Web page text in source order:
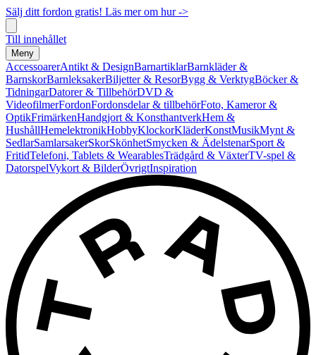
Sälj ditt fordon gratis! Läs mer om hur ->
Till innehållet
Meny
AccessoarerAntikt & DesignBarnartiklarBarnkläder &
BarnskorBarnleksakerBiljetter & ResorBygg & VerktygBöcker &
TidningarDatorer & TillbehörDVD &
VideofilmerFordonFordonsdelar & tillbehörFoto, Kameror &
OptikFrimärkenHandgjort & KonsthantverkHem &
HushållHemelektronikHobbyKlockorKläderKonstMusikMynt &
SedlarSamlarsakerSkorSkönhetSmycken & ÄdelstenarSport &
FritidTelefoni, Tablets & WearablesTrädgård & VäxterTV-spel &
DatorspelVykort & BilderÖvrigtInspiration